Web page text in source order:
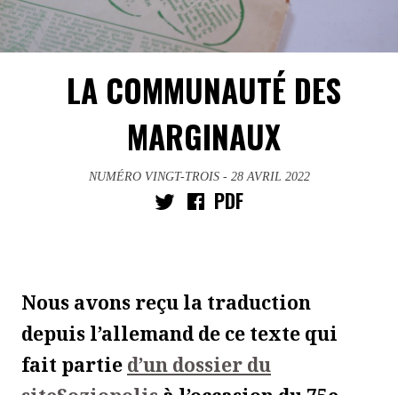
LA COMMUNAUTÉ DES
MARGINAUX
NUMÉRO VINGT-TROIS - 28 AVRIL 2022
PDF
Nous avons reçu la traduction
depuis l’allemand de ce texte qui
fait partie d’un dossier du